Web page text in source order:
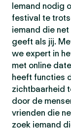
Iemand nodig
festival te
iemand die
geeft als jij.
we expert in
met online
heeft functies
zichtbaarheid
door de
vrienden die
zoek iemand